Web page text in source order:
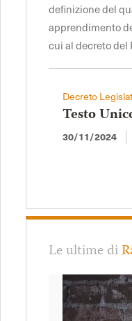
definizione del
apprendimento
cui al decreto del
Decreto
Testo
30/11/2024
Le ultime di